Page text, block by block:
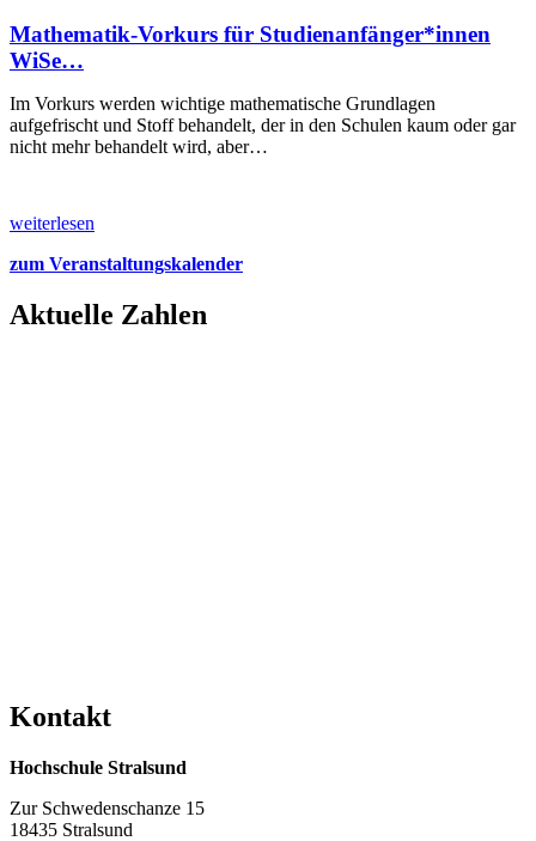
Mathematik-Vorkurs für Studienanfänger*innen
WiSe…
Im Vorkurs werden wichtige mathematische Grundlagen
aufgefrischt und Stoff behandelt, der in den Schulen kaum oder gar
nicht mehr behandelt wird, aber…
weiterlesen
zum Veranstaltungskalender
Ak­tu­el­le Zah­len
Kon­takt
Hochschule Stralsund
Zur Schwedenschanze 15
18435 Stralsund